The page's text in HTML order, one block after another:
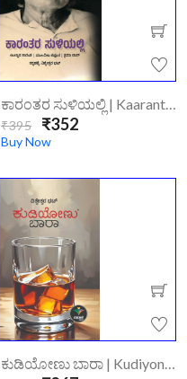
ಕಾರಂತರ ಸುಳಿಯಲ್ಲಿ | Kaarantara Suliyalli
₹395 ₹352
Buy Now
ಕುಡಿಯೋಣು ಬಾರಾ | Kudiyonu Bara